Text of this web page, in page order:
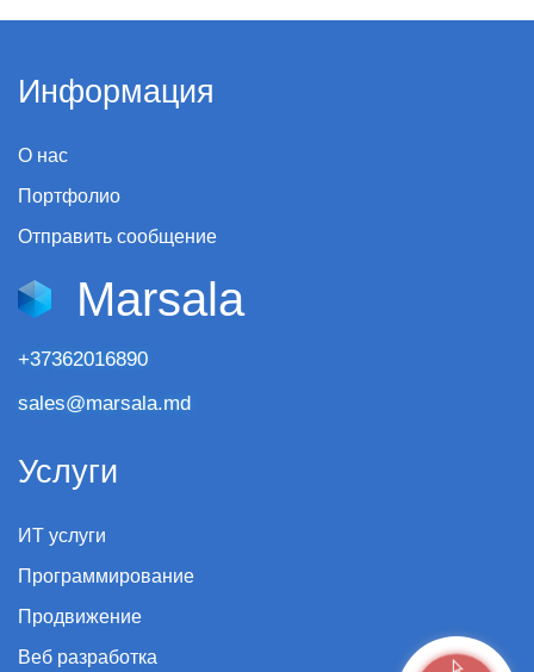
Информация
О нас
Портфолио
Отправить сообщение
Marsala
+37362016890
sales@marsala.md
Услуги
ИТ услуги
Программирование
Продвижение
Веб разработка